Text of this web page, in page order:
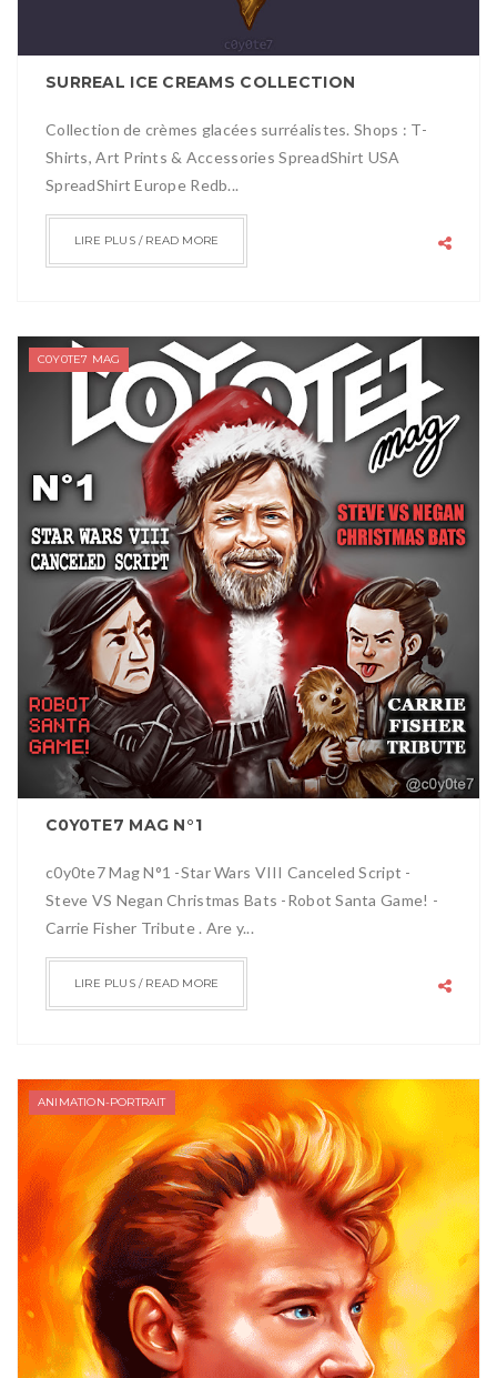
SURREAL ICE CREAMS COLLECTION
Collection de crèmes glacées surréalistes. Shops : T-
Shirts, Art Prints & Accessories SpreadShirt USA
SpreadShirt Europe Redb...
LIRE PLUS / READ MORE
C0Y0TE7 MAG
C0Y0TE7 MAG N°1
c0y0te7 Mag N°1 -Star Wars VIII Canceled Script -
Steve VS Negan Christmas Bats -Robot Santa Game! -
Carrie Fisher Tribute . Are y...
LIRE PLUS / READ MORE
ANIMATION-PORTRAIT